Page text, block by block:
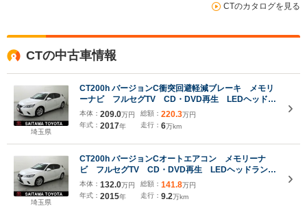
CTのカタログを見る
CTの中古車情報
埼玉県
CT200h バージョンC衝突回避軽減ブレーキ メモリ
ーナビ フルセグTV CD・DVD再生 LEDヘッドラ
ンプ スマートキー オートエアコン パワーウィン
ドウ パワーステアリング クルーズコントロール
本体： 209.0万円
年式： 2017年
総額： 220.3万円
走行： 6万km
埼玉県
CT200h バージョンCオートエアコン メモリーナ
ビ フルセグTV CD・DVD再生 LEDヘッドラン
プ 純正アルミホイール スマートキー クルーズコ
ントロール パワーシート 合成皮革シート アイド
リングストップ
本体： 132.0万円
年式： 2015年
総額： 141.8万円
走行： 9.2万km